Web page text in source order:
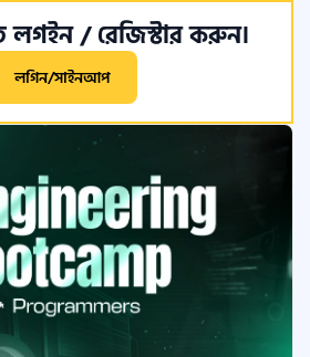
লগইন / রেজিস্টার করুন।
লগিন/সাইনআপ